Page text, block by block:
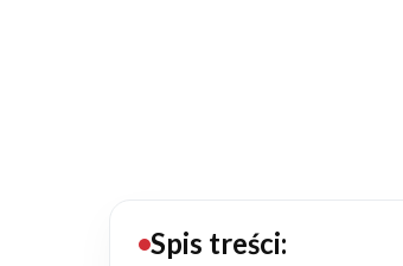
Rezydencje
Spis treści: